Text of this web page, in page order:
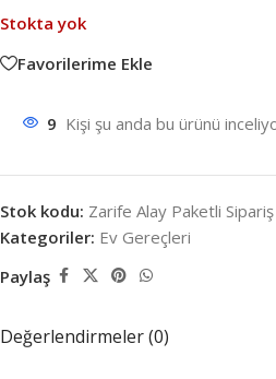
Stokta yok
Favorilerime Ekle
9 Kişi şu anda bu ürünü
Stok kodu: Zarife Alay Paketli
Kategoriler: Ev Gereçleri
Paylaş
Değerlendirmeler (0)